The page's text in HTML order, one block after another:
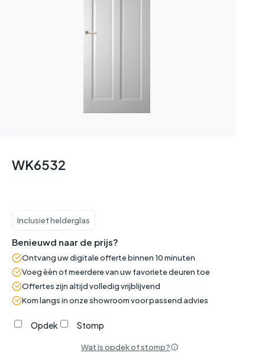
WK6532
Inclusief helderglas
Benieuwd naar de prijs?
Ontvang uw digitale offerte binnen 10 minuten
Voeg èèn of meerdere van uw favoriete deuren toe
Offertes zijn altijd volledig vrijblijvend
Kom langs in onze showroom voor passend advies
Opdek Stomp
Wat is opdek of stomp?